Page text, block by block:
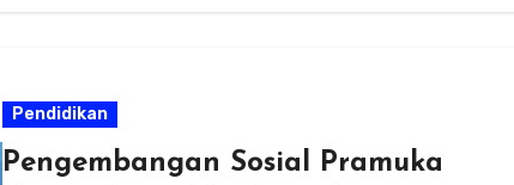
Pendidikan
Pengembangan Sosial Pramuka